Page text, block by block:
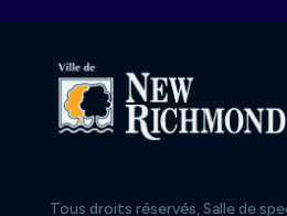
Tous droits réservés, Salle de